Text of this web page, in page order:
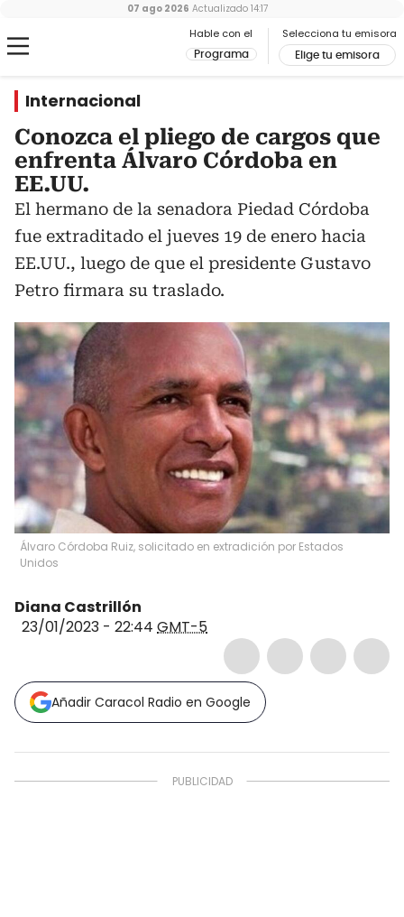
Hable con el
Programa
Selecciona tu emisora
Elige tu emisora
07 ago 2026 Actualizado 14:17
Internacional
Conozca el pliego de cargos que
enfrenta Álvaro Córdoba en
EE.UU.
El hermano de la senadora Piedad Córdoba
fue extraditado el jueves 19 de enero hacia
EE.UU., luego de que el presidente Gustavo
Petro firmara su traslado.
Álvaro Córdoba Ruiz, solicitado en extradición por Estados
Unidos
Diana Castrillón
23/01/2023 - 22:44 GMT-5
Añadir Caracol Radio en Google